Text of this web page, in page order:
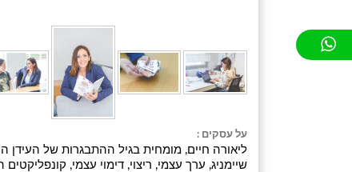
על עסקים :
ליאורה חיים, מומחית בגיל ההתבגרות של
שיימניג, ערך עצמי, ריצוי, דימוי עצמי,